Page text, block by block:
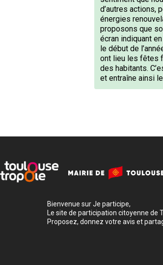
d’autres actions,
énergies
proposons que
écran indiquant
le début de
ont lieu les fêtes
des habitants.
et entraîne ainsi
Bienvenue sur Je participe,
Le site de participation citoyenne de
Proposez, donnez votre avis et